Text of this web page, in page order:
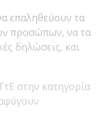
επαληθεύουν τα
προσώπων, να τα
δηλώσεις, και
στην κατηγορία